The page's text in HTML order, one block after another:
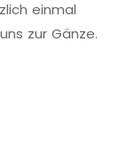
einmal
zur Gänze.